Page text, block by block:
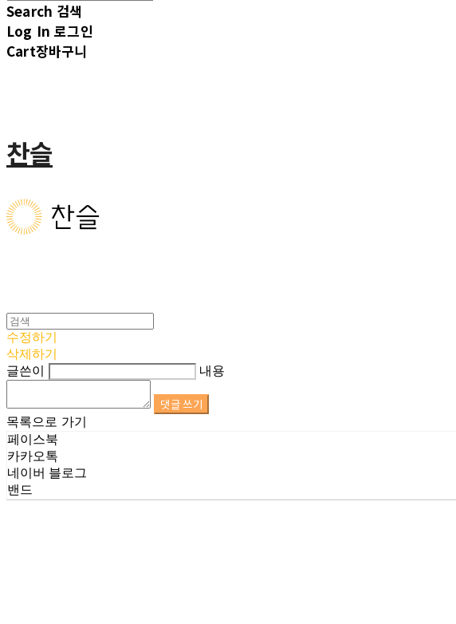
Search 검색
Log In 로그인
Cart장바구니
찬슬
수정하기
삭제하기
글쓴이
내용
댓글 쓰기
목록으로 가기
페이스북
카카오톡
네이버 블로그
밴드